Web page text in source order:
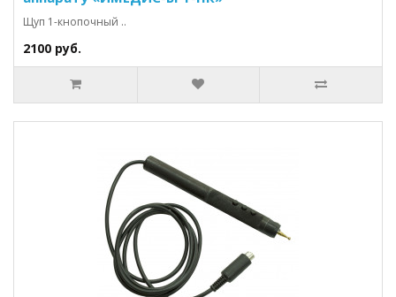
Щуп 1-кнопочный ..
2100 руб.